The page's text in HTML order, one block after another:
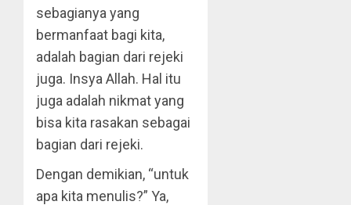
sebagianya yang
bermanfaat bagi kita,
adalah bagian dari rejeki
juga. Insya Allah. Hal itu
juga adalah nikmat yang
bisa kita rasakan sebagai
bagian dari rejeki.
Dengan demikian, “untuk
apa kita menulis?” Ya,